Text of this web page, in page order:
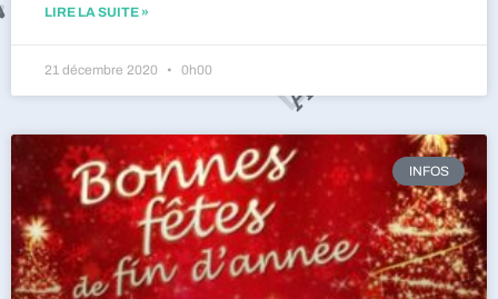
LIRE LA SUITE »
21 décembre 2020 0h00
INFOS